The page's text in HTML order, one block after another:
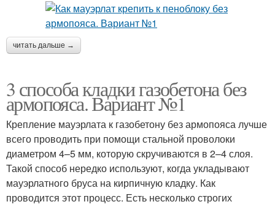
читать дальше →
3 способа кладки газобетона без
армопояса. Вариант №1
Крепление мауэрлата к газобетону без армопояса лучше
всего проводить при помощи стальной проволоки
диаметром 4–5 мм, которую скручиваются в 2–4 слоя.
Такой способ нередко используют, когда укладывают
мауэрлатного бруса на кирпичную кладку. Как
проводится этот процесс. Есть несколько строгих